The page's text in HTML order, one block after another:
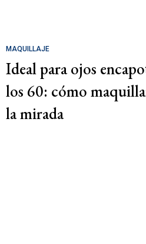
MAQUILLAJE
Ideal para ojos
los 60: cómo
la mirada